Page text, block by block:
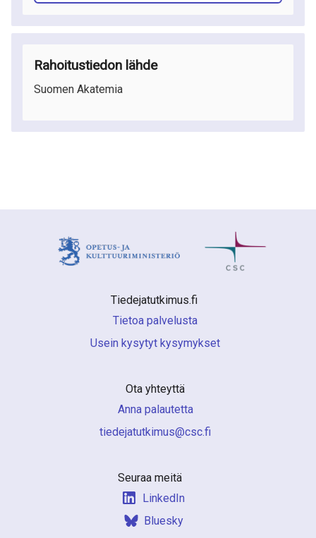
Rahoitustiedon lähde
Suomen Akatemia
Tiedejatutkimus.fi
Tietoa palvelusta
Usein kysytyt kysymykset
Ota yhteyttä
Anna palautetta
if.csc@sumiktutajedeit
Seuraa meitä
LinkedIn
Bluesky